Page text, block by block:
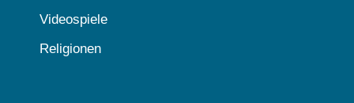
Videospiele
Religionen